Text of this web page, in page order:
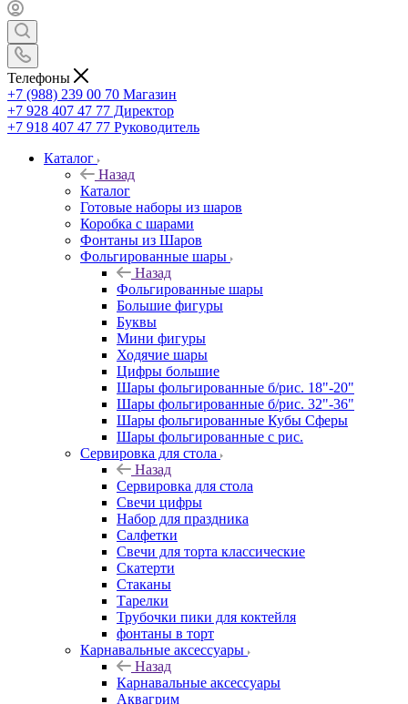
Телефоны
+7 (988) 239 00 70 Магазин
+7 928 407 47 77 Директор
+7 918 407 47 77 Руководитель
Каталог
Назад
Каталог
Готовые наборы из шаров
Коробка с шарами
Фонтаны из Шаров
Фольгированные шары
Назад
Фольгированные шары
Большие фигуры
Буквы
Мини фигуры
Ходячие шары
Цифры большие
Шары фольгированные б/рис. 18"-20"
Шары фольгированные б/рис. 32"-36"
Шары фольгированные Кубы Сферы
Шары фольгированные с рис.
Сервировка для стола
Назад
Сервировка для стола
Свечи цифры
Набор для праздника
Салфетки
Свечи для торта классические
Скатерти
Стаканы
Тарелки
Трубочки пики для коктейля
фонтаны в торт
Карнавальные аксессуары
Назад
Карнавальные аксессуары
Аквагрим